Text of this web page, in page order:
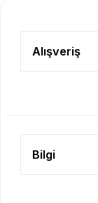
Ürün
Alışveriş
Bilgi